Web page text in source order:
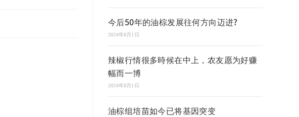
今后50年的油棕发展往何方向迈进?
2026年8月1日
辣椒行情很多時候在中上，农友愿为好赚
幅而一博
2026年8月1日
油棕组培苗如今已将基因突变